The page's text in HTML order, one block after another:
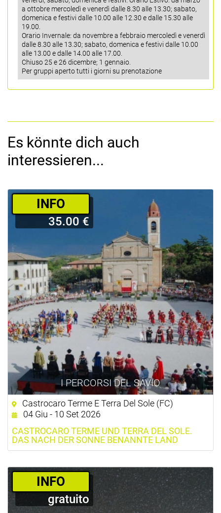
a ottobre mercoledì e venerdì dalle 8.30 alle 13.30; sabato,
domenica e festivi dalle 10.00 alle 12.30 e dalle 15.30 alle
19.00.
Orario Invernale: da novembre a febbraio mercoledì e venerdì
dalle 8.30 alle 13.30; sabato, domenica e festivi dalle 10.00
alle 13.00 e dalle 14.00 alle 17.00.
Chiuso 25 e 26 dicembre; 1 gennaio.
Per gruppi aperto tutti i giorni su prenotazione
Es könnte dich auch
interessieren...
I PERCORSI DEL SAVIO
­INFO
35.00 €
Castrocaro Terme E Terra Del Sole (FC)
04 Giu - 10 Set 2026
CASTROCARO TERME UND TERRA DEL SOLE.
DAS NACH DER SONNE BENANNTE LAND
­INFO
gratuito